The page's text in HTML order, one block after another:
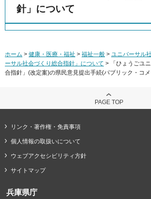
針」について
ホーム > 健康・医療・福祉 > 福祉一般 > ユニバーサル
ーサル社会づくり総合指針」について > 「ひょうごユ
合指針」(改定案)の県民意見提出手続(パブリック・コ
PAGE TOP
リンク・著作権・免責事項
個人情報の取扱いについて
ウェブアクセシビリティ方針
サイトマップ
兵庫県庁